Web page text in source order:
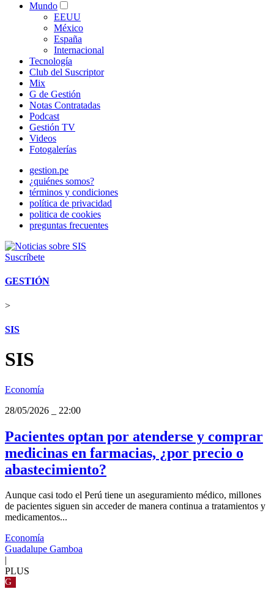
Mundo
EEUU
México
España
Internacional
Tecnología
Club del Suscriptor
Mix
G de Gestión
Notas Contratadas
Podcast
Gestión TV
Videos
Fotogalerías
gestion.pe
¿quiénes somos?
términos y condiciones
política de privacidad
politica de cookies
preguntas frecuentes
Suscríbete
GESTIÓN
>
SIS
SIS
Economía
28/05/2026
22:00
Pacientes optan por atenderse y comprar
medicinas en farmacias, ¿por precio o
abastecimiento?
Aunque casi todo el Perú tiene un aseguramiento médico, millones
de pacientes siguen sin acceder de manera continua a tratamientos y
medicamentos...
Economía
Guadalupe Gamboa
PLUS
G